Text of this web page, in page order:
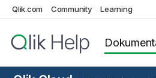
Qlik.com Community Learning
Skapa
Skapa filterrutor